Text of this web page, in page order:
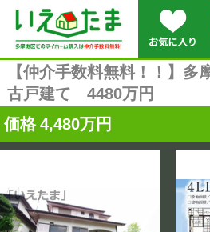
【仲介手数料無料！！】
古戸建て 4480万円
価格 4,480万円